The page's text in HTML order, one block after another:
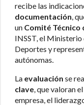
recibe las
documentación ,
un Comité Técnico
INSST, el Ministerio
Deportes y
autónomas.
La evaluación se
clave , que valoran
empresa, el